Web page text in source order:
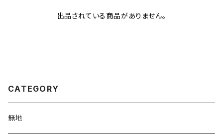
出品されている商品がありません。
CATEGORY
無地